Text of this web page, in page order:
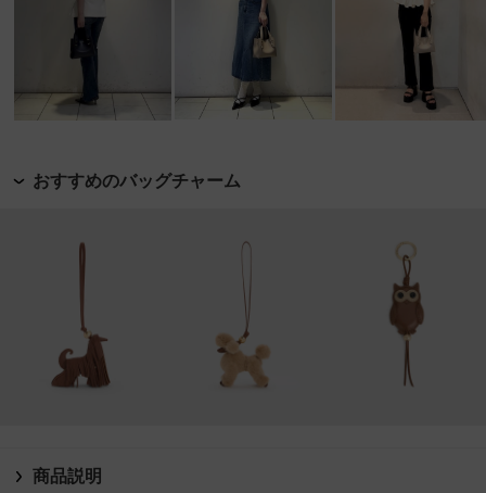
おすすめのバッグチャーム
商品説明